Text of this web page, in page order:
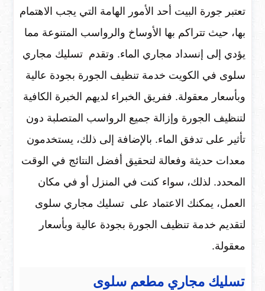
تعتبر جورة البيت أحد الأمور الهامة التي يجب الاهتمام
بها، حيث تتراكم بها الأوساخ والرواسب المتنوعة مما
يؤدي إلى إنسداد مجاري الماء. وتقدم تسليك مجاري
سلوى في الكويت خدمة تنظيف الجورة بجودة عالية
وبأسعار معقولة. ففريق الخبراء لديهم الخبرة الكافية
لتنظيف الجورة وإزالة جميع الرواسب المتصلبة دون
تأثير على تدفق الماء. بالإضافة إلى ذلك، يستخدمون
معدات حديثة وفعالة لتحقيق أفضل النتائج في الوقت
المحدد. لذلك، سواء كنت في المنزل أو في مكان
العمل، يمكنك الاعتماد على تسليك مجاري سلوى
لتقديم خدمة تنظيف الجورة بجودة عالية وبأسعار
معقولة.
تسليك مجاري مطعم سلوى